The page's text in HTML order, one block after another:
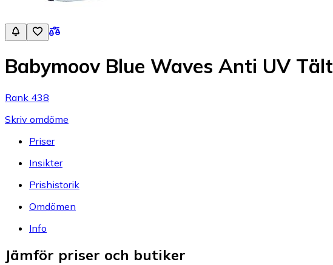
Babymoov Blue Waves Anti UV Tält
Rank 438
Skriv omdöme
Priser
Insikter
Prishistorik
Omdömen
Info
Jämför priser och butiker